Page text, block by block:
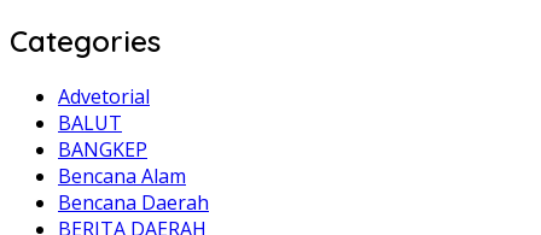
Categories
Advetorial
BALUT
BANGKEP
Bencana Alam
Bencana Daerah
BERITA DAERAH